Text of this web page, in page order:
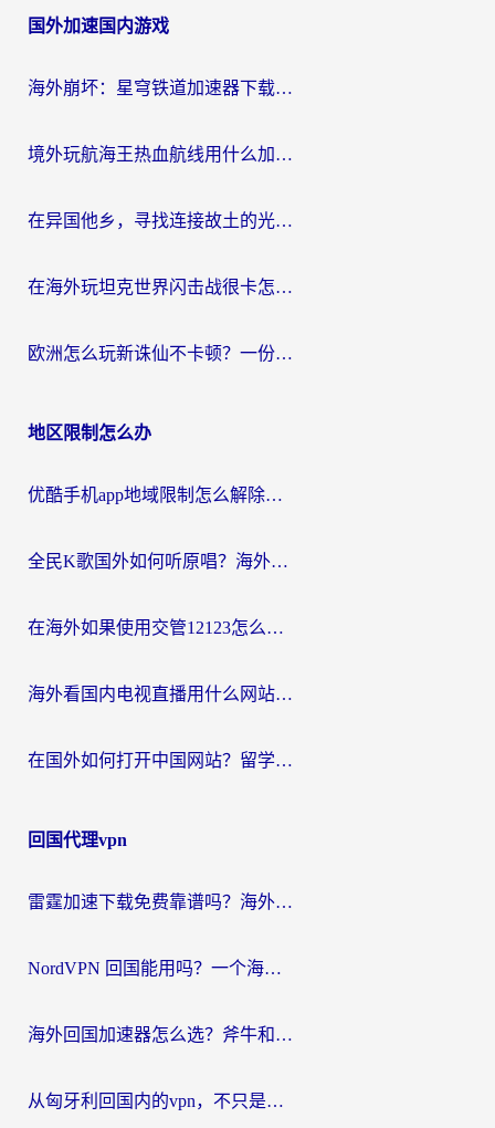
导
国外加速国内游戏
海外崩坏：星穹铁道加速器下载安装：一份给游子的终极网络指南
境外玩航海王热血航线用什么加速器？2026海外玩家实测最优方案（附欧洲问道堡垒前线加速技巧）
在异国他乡，寻找连接故土的光明大陆免费加速器
在海外玩坦克世界闪击战很卡怎么办？老玩家亲测有效的加速器选择指南
欧洲怎么玩新诛仙不卡顿？一份给海外游子的国服游戏畅玩指南
地区限制怎么办
优酷手机app地域限制怎么解除？海外党亲测有效的追剧方案
全民K歌国外如何听原唱？海外党亲测有效的回国加速器选择指南
在海外如果使用交管12123怎么处理？留学生亲测有效的回国加速方案
海外看国内电视直播用什么网站比较好？一篇解决你所有追剧难题的实用指南
在国外如何打开中国网站？留学生与海外华人的无缝访问指南
回国代理vpn
雷霆加速下载免费靠谱吗？海外党选回国加速器的避坑指南（附热门工具对比）
NordVPN 回国能用吗？一个海外用户必须面对的真实困境
海外回国加速器怎么选？斧牛和海龟哪个好？一篇帮你避开坑的实用指南
从匈牙利回国内的vpn，不只是为了刷剧那么简单